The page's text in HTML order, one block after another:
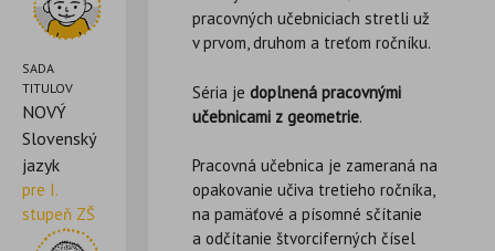
SADA
TITULOV
NOVÝ
Slovenský
jazyk
pre I.
stupeň ZŠ
pracovných učebniciach stretli už
v prvom, druhom a treťom ročníku.
Séria jedoplnená pracovnými
učebnicami z geometrie.
Pracovná učebnica je zameraná na
opakovanie učiva tretieho ročníka,
na pamäťové a písomné sčítanie
a odčítanie štvorciferných čísel